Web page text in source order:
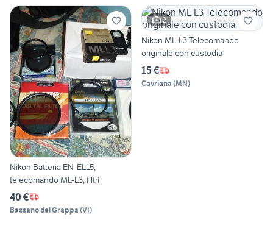
Nikon Batteria EN-EL15,
telecomando ML-L3, filtri
40 €
Bassano del Grappa (VI)
2
Nikon ML-L3 Telecomando
originale con custodia
15 €
Cavriana (MN)